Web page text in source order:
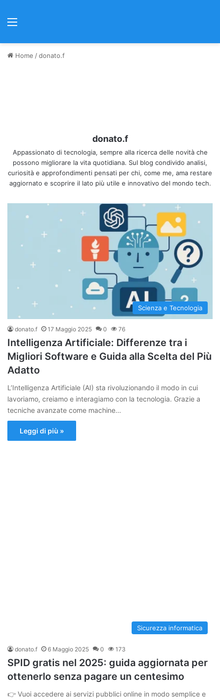
Home /donato.f
donato.f
Appassionato di tecnologia, sempre alla ricerca delle novità che
possono migliorare la vita quotidiana. Sul blog condivido analisi,
curiosità e approfondimenti pensati per chi, come me, ama restare
aggiornato e scoprire il lato più utile e innovativo del mondo tech.
Scienza e Tecnologia
donato.f 17 Maggio 2025 0 76
Intelligenza Artificiale: Differenze tra i
Migliori Software e Guida alla Scelta del Più
Adatto
L’Intelligenza Artificiale (AI) sta rivoluzionando il modo in cui
lavoriamo, creiamo e interagiamo con la tecnologia. Grazie a
tecniche avanzate come machine…
Leggi di più »
Sicurezza informatica
donato.f 6 Maggio 2025 0 173
SPID gratis nel 2025: guida aggiornata per
ottenerlo senza pagare un centesimo
👉 Vuoi accedere ai servizi pubblici online in modo semplice e